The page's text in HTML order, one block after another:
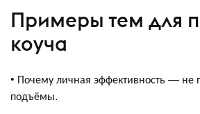
Примеры тем для
коуча
• Почему личная эффективность — не
подъёмы.